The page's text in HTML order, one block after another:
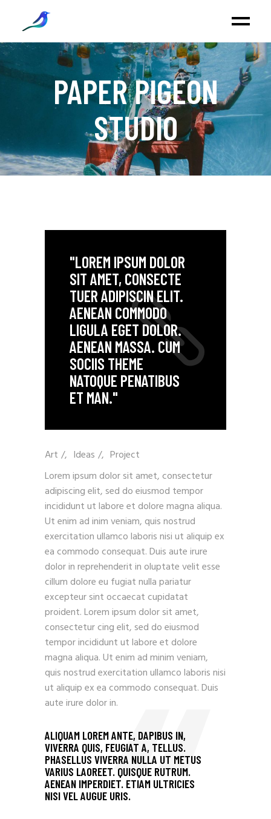
PAPER PIGEON
STUDIO
"LOREM IPSUM DOLOR
SIT AMET, CONSECTE
TUER ADIPISCIN ELIT.
AENEAN COMMODO
LIGULA EGET DOLOR.
AENEAN MASSA. CUM
SOCIIS THEME
NATOQUE PENATIBUS
ET MAN."
Art / Ideas / Project
Lorem ipsum dolor sit amet, consectetur
adipiscing elit, sed do eiusmod tempor
incididunt ut labore et dolore magna aliqua.
Ut enim ad inim veniam, quis nostrud
exercitation ullamco laboris nisi ut aliquip ex
ea commodo consequat. Duis aute irure
dolor in reprehenderit in oluptate velit esse
cillum dolore eu fugiat nulla pariatur
excepteur sint occaecat cupidatat
proident. Lorem ipsum dolor sit amet,
consectetur cing elit, sed do eiusmod
tempor incididunt ut labore et dolore
magna aliqua. Ut enim ad minim veniam,
quis nostrud exercitation ullamco laboris nisi
ut aliquip ex ea commodo consequat. Duis
aute irure dolor in.
ALIQUAM LOREM ANTE, DAPIBUS IN,
VIVERRA QUIS, FEUGIAT A, TELLUS.
PHASELLUS VIVERRA NULLA UT METUS
VARIUS LAOREET. QUISQUE RUTRUM.
AENEAN IMPERDIET. ETIAM ULTRICIES
NISI VEL AUGUE URIS.